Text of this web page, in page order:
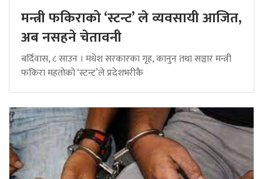
मन्त्री फकिराको ‘स्टन्ट’ ले व्यवसायी आजित,
अब नसहने चेतावनी
बर्दिवास, ८ साउन । मधेश सरकारका गृह, कानुन तथा सञ्चार मन्त्री
फकिरा महतोको ‘स्टन्ट’ले प्रदेशभरीकै